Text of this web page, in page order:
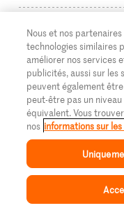
Inspiration Collection
Plats principaux
Simple & vite prêt
Apéritif
Préparations au four
Enfants & famille
Toutes les recettes
On en parle...
Tutoriels
Glossaire des
Login Migusto
Magazine Migusto
Questions
Cuisiner avec
Service clientèle &
Publicité
Impressum
Mentions légales
Protection des
Supermarché
Migros Online
À propos de Migros
Magasins
Cumulus
Migros Magazine
© 2026 La Fédération des
DE FR IT
Nous et nos
technologies similaires
améliorer nos services
publicités, aussi sur les
peuvent également
peut-être pas un
équivalent. Vous
nos informations sur